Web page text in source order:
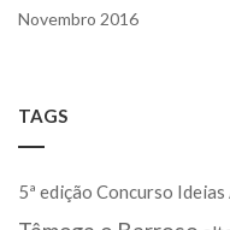
Novembro 2016
TAGS
5ª edição Concurso Ideias